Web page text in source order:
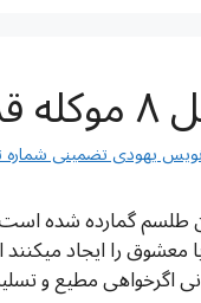
یهودی تضمینی شماره تماس از
طلسم گمارده شده
را ایجاد میکنند
اگرخواهی مطیع و